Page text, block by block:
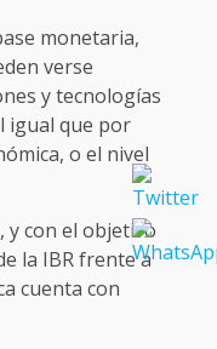
monetaria,
verse
y tecnologías
igual que por
o el nivel
y con el objetivo
la IBR frente a
cuenta con